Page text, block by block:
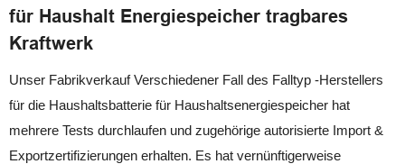
für Haushalt Energiespeicher tragbares
Kraftwerk
Unser Fabrikverkauf Verschiedener Fall des Falltyp -Herstellers
für die Haushaltsbatterie für Haushaltsenergiespeicher hat
mehrere Tests durchlaufen und zugehörige autorisierte Import &
Exportzertifizierungen erhalten. Es hat vernünftigerweise